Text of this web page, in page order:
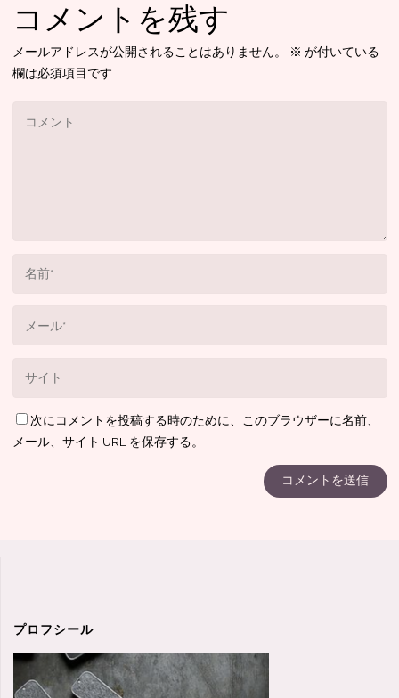
コメントを残す
メールアドレスが公開されることはありません。 ※ が付いている
欄は必須項目です
次にコメントを投稿する時のために、このブラウザーに名前、
メール、サイト URL を保存する。
プロフシール